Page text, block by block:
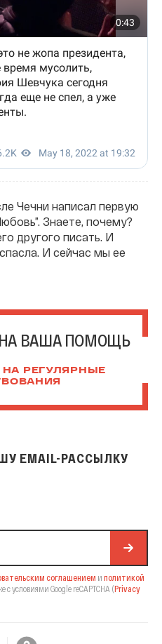
Чечни написал первую
Знаете, почему?
другого писать. И
И сейчас мы ее
ВАША ПОМОЩЬ
РЕГУЛЯРНЫЕ
EMAIL-РАССЫЛКУ
соглашением и политикой
с условиями Google reCAPTCHA (Privacy